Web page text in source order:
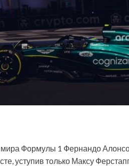
Формулы 1 Фернандо
уступив только Максу